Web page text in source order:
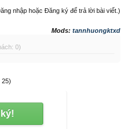
nhập hoặc Đăng ký để trả lời bài viết.)
Mods: tannhuongktxd
0)
25)